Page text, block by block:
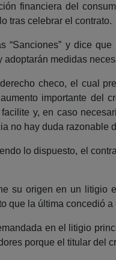
financiera del
tras celebrar el contrato.
“Sanciones” y dice
adoptarán medidas
checo, el cual
importante del
y, en caso
no hay duda razonable
lo dispuesto, el
su origen en un litigio
que la última concedió a
en el litigio
porque el titular del